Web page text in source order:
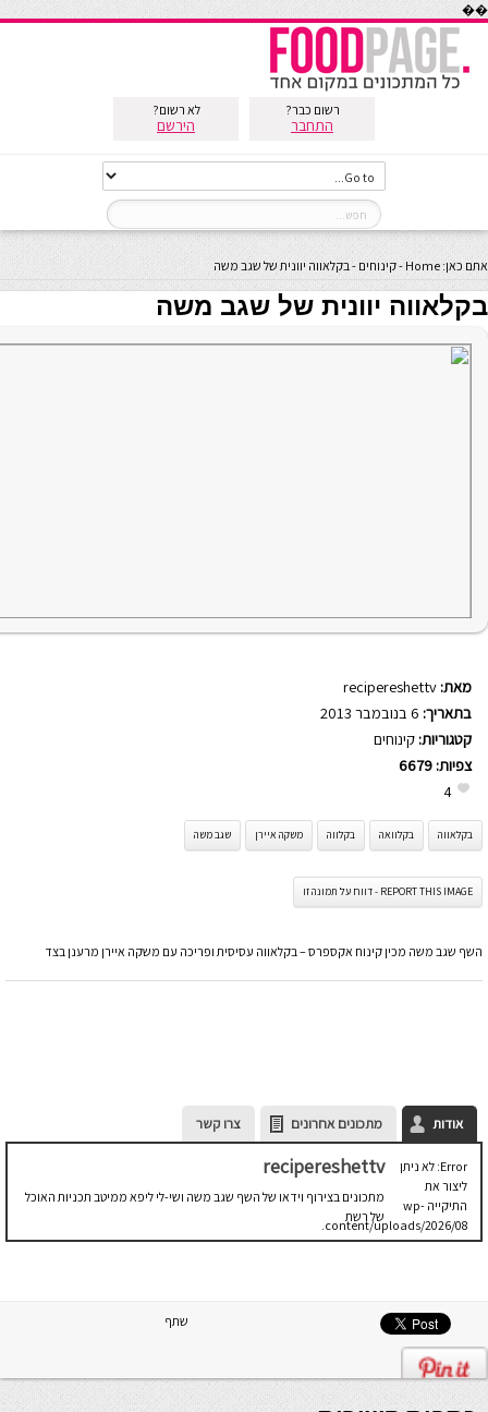
��
רשום כבר?
התחבר
לא רשום?
הירשם
אתם כאן: Home
-קינוחים -בקלאווה יוונית של שגב משה
בקלאווה יוונית של שגב משה
מאת: recipereshettv
בתאריך:
קטגוריות: קינוחים
צפיות: 6679
4
בקלאווה בקלוואה בקלווה משקה איירן שגב משה
REPORT THIS IMAGE - דווח על תמונה זו
השף שגב משה מכין קינוח אקספרס – בקלאווה עסיסית ופריכה עם משקה איירן מרענן בצד
אודות מתכונים אחרונים צרו קשר
Error: לא ניתן
ליצור את
התיקייה wp-
content/uploads/2026/08.
יש לבדוק
recipereshettv
מתכונים בצירוף וידאו של השף שגב משה ושי-לי ליפא ממיטב תכניות האוכל
של רשת
שתף